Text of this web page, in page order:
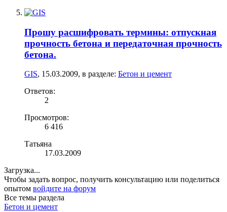
Прошу расшифровать термины: отпускная
прочность бетона и передаточная прочность
бетона.
GIS, 15.03.2009, в разделе: Бетон и цемент
Ответов:
2
Просмотров:
6 416
Татьяна
17.03.2009
Загрузка...
Чтобы задать вопрос, получить консультацию или поделиться
опытом войдите на форум
Все темы раздела
Бетон и цемент